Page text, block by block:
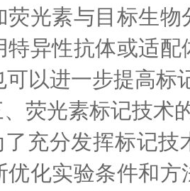
荧光素与目标生
特异性抗体或适
可以进一步提高标
、荧光素标记技术
分发挥标记技
优化实验条件和